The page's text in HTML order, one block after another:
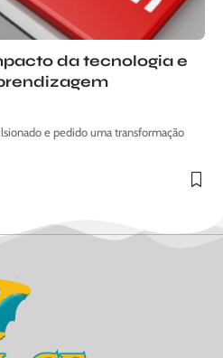
da tecnologia e
e pedido uma transformação